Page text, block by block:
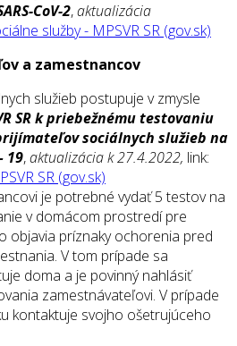
CoV-2,aktualizácia
služby - MPSVR SR (gov.sk)
a zamestnancov
služieb postupuje v zmysle
SRk priebežnému testovaniu
sociálnych služieb na
19,aktualizácia k 27.4.2022, link:
SR (gov.sk)
je potrebné vydať 5 testov na
v domácom prostredí pre
objavia príznaky ochorenia pred
V tom prípade sa
doma a je povinný nahlásiť
zamestnávateľovi. V prípade
kontaktuje svojho ošetrujúceho